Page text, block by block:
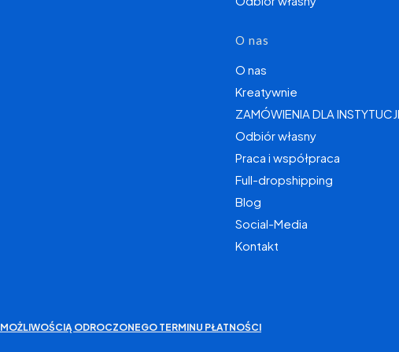
O nas
O nas
Kreatywnie
ZAMÓWIENIA DLA INSTYTUCJI
Odbiór własny
Praca i współpraca
Full-dropshipping
Blog
Social-Media
Kontakt
ODROCZONEGO TERMINU PŁATNOŚCI